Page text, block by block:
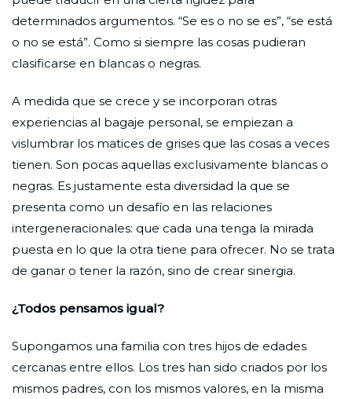
determinados argumentos. “Se es o no se es”, “se está
o no se está”. Como si siempre las cosas pudieran
clasificarse en blancas o negras.
A medida que se crece y se incorporan otras
experiencias al bagaje personal, se empiezan a
vislumbrar los matices de grises que las cosas a veces
tienen. Son pocas aquellas exclusivamente blancas o
negras. Es justamente esta diversidad la que se
presenta como un desafío en las relaciones
intergeneracionales: que cada una tenga la mirada
puesta en lo que la otra tiene para ofrecer. No se trata
de ganar o tener la razón, sino de crear sinergia.
¿Todos pensamos igual?
Supongamos una familia con tres hijos de edades
cercanas entre ellos. Los tres han sido criados por los
mismos padres, con los mismos valores, en la misma